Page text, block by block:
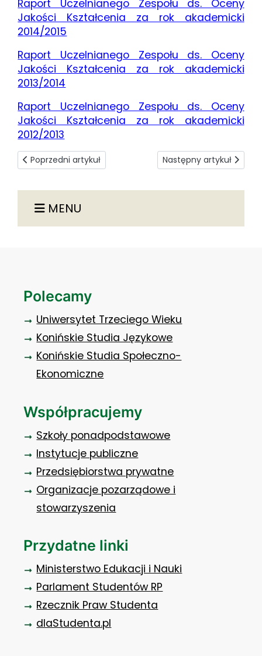
MENU
Raport Uczelnianego Zespołu ds. Oceny
Jakości Kształcenia za rok akademicki
2014/2015
Raport Uczelnianego Zespołu ds. Oceny
Jakości Kształcenia za rok akademicki
2013/2014
Raport Uczelnianego Zespołu ds. Oceny
Jakości Kształcenia za rok akademicki
2012/2013
Poprzedni artykuł: Prezentacja wyników badań
Poprzedni artykuł Następny artykuł:
Następny artykuł
Polecamy
Uniwersytet Trzeciego Wieku
Konińskie Studia Językowe
Konińskie Studia Społeczno-
Ekonomiczne
Współpracujemy
Szkoły ponadpodstawowe
Instytucje publiczne
Przedsiębiorstwa prywatne
Organizacje pozarządowe i
stowarzyszenia
Przydatne linki
Ministerstwo Edukacji i Nauki
Parlament Studentów RP
Rzecznik Praw Studenta
dlaStudenta.pl